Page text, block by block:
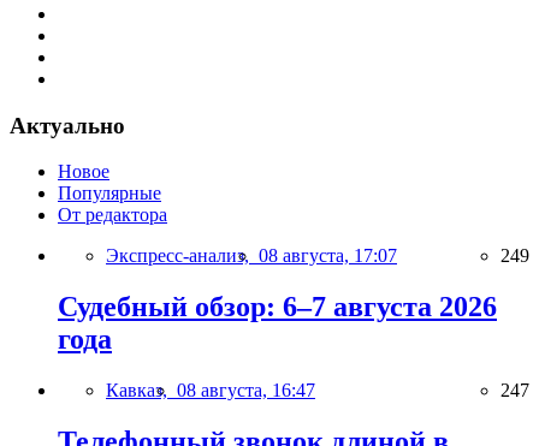
Актуально
Новое
Популярные
От редактора
Экспресс-анализ, 08 августа, 17:07 249
Судебный обзор: 6–7 августа 2026
года
Кавказ, 08 августа, 16:47 247